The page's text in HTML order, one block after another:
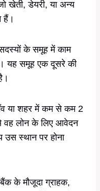
खेती, डेयरी, या अन्य
हैं।
के समूह में काम
यह समूह एक दूसरे की
या शहर में कम से कम 2
वह लोन के लिए आवेदन
स्थान पर होना
के मौजूदा ग्राहक,